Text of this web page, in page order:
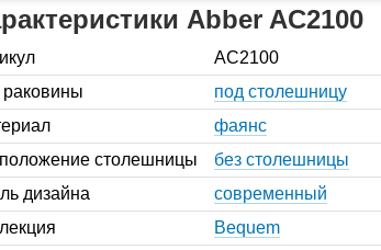
Abber AC2100
AC2100
раковины
под столешницу
фаянс
столешницы
без столешницы
дизайна
современный
Bequem